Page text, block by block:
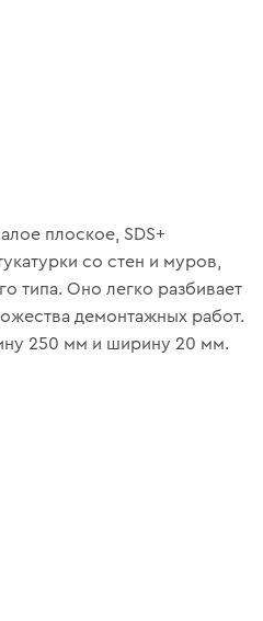
плоское, SDS+
со стен и муров,
типа. Оно легко разбивает
демонтажных работ.
250 мм и ширину 20 мм.